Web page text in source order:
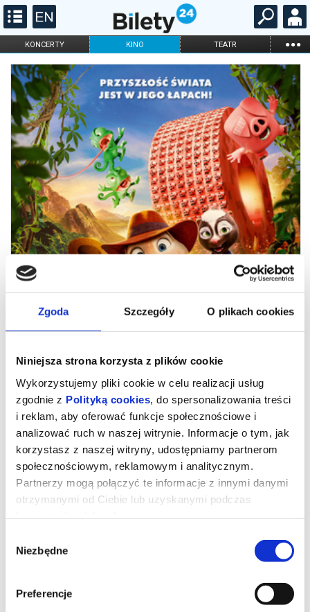
Zgoda Szczegóły O plikach cookies
Niniejsza strona korzysta z plików cookie
Wykorzystujemy pliki cookie w celu realizacji usług
zgodnie z Polityką cookies , do spersonalizowania treści
i reklam, aby oferować funkcje społecznościowe i
analizować ruch w naszej witrynie. Informacje o tym, jak
korzystasz z naszej witryny, udostępniamy partnerom
społecznościowym, reklamowym i analitycznym.
Partnerzy mogą połączyć te informacje z innymi danymi
otrzymanymi od Ciebie lub uzyskanymi podczas
zgody
Niezbędne
Preferencje
KONCERTY KINO TEATR ...
FILHARMONIA OPERA I BALET
STAND-UP
DLA DZIECI
ONLINE KARNETY
Kurozając i Świątynia Świstaka
Pełna przygód i humoru opowieść o rodzinie, przyjaźni i odwadze
‍Gdy wyjątkowy pół kurczak, pół zając odkrywa, że nie jest sam i
ma siostrę, a cały gatunek kurozająców potrzebuje ratunku,